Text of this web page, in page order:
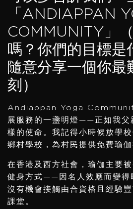
「ANDIAPPAN
COMMUNITY」
嗎？你們的目標是
隨意分享一個你最
刻）
Andiappan Yoga
展服務的一盞明燈——正如我父
樣的使命。我記得小時候放學
鄉村學校，為村民提供免費瑜伽
在香港及西方社會，瑜伽主要
健身方式——因名人效應而變得
沒有機會接觸由合資格且經驗
課堂。